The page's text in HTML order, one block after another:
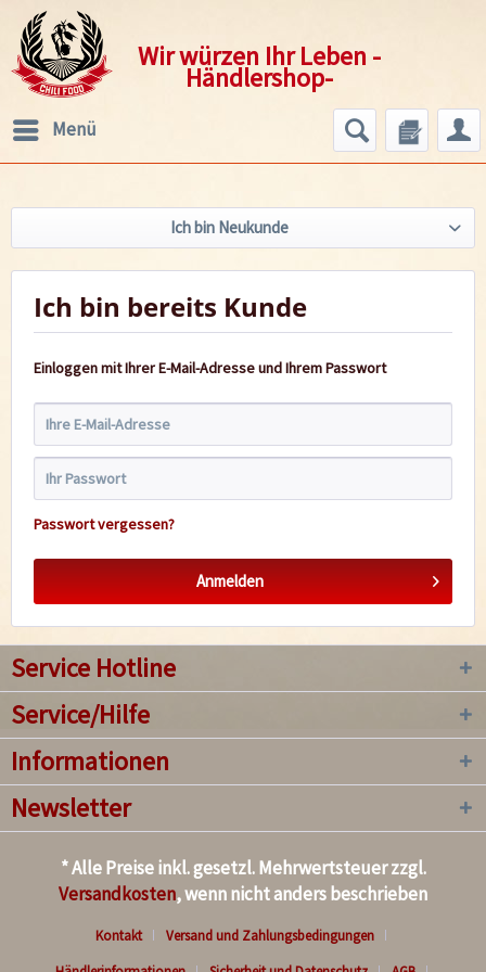
Wir würzen Ihr Leben -
Händlershop-
Menü
Ich bin Neukunde
Ich bin bereits Kunde
Einloggen mit Ihrer E-Mail-Adresse und Ihrem Passwort
Passwort vergessen?
Anmelden
Service Hotline
Service/Hilfe
Informationen
Newsletter
* Alle Preise inkl. gesetzl. Mehrwertsteuer zzgl.
Versandkosten, wenn nicht anders beschrieben
Kontakt
Versand und Zahlungsbedingungen